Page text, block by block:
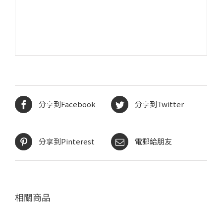
分享到Facebook 分享到Twitter
分享到Pinterest 電郵給朋友
相關商品